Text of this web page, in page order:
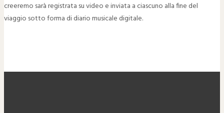
creeremo sarà registrata su video e inviata a ciascuno alla fine del
viaggio sotto forma di diario musicale digitale.